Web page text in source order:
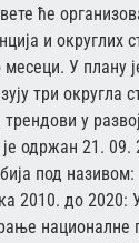
ће
и округлих
У плану
три округла
у
одржан 21. 09.
под називом:
2010. до 2020:
националне